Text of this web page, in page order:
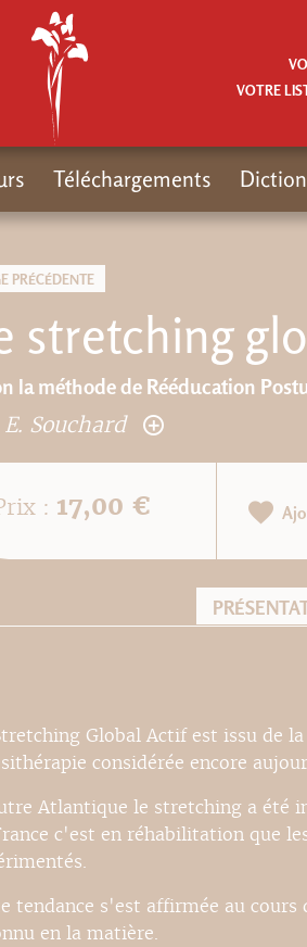
PRÉCÉDENTE
stretching
la méthode de Rééducation
E. Souchard
: 17,00 €
Global Actif est issu de
considérée encore
Atlantique le stretching a été
c'est en réhabilitation que
tendance s'est affirmée au
en la matière.
VOTRE
Téléchargements